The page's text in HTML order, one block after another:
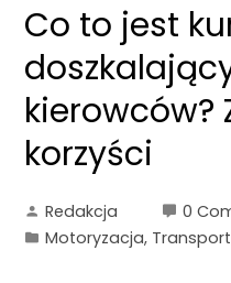
Co to jest
kierowców?
korzyści
Redakcja
0
Motoryzacja, Transport